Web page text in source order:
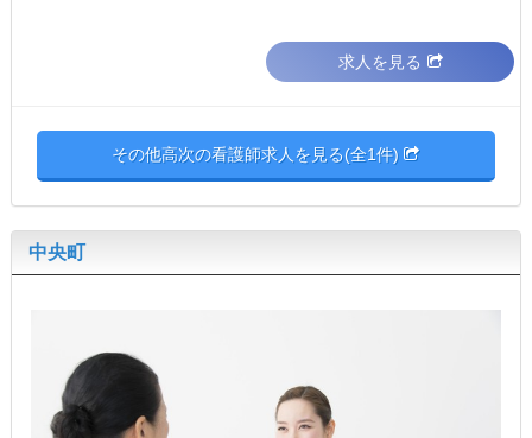
求人を見る
その他高次の看護師求人を見る(全1件)
中央町